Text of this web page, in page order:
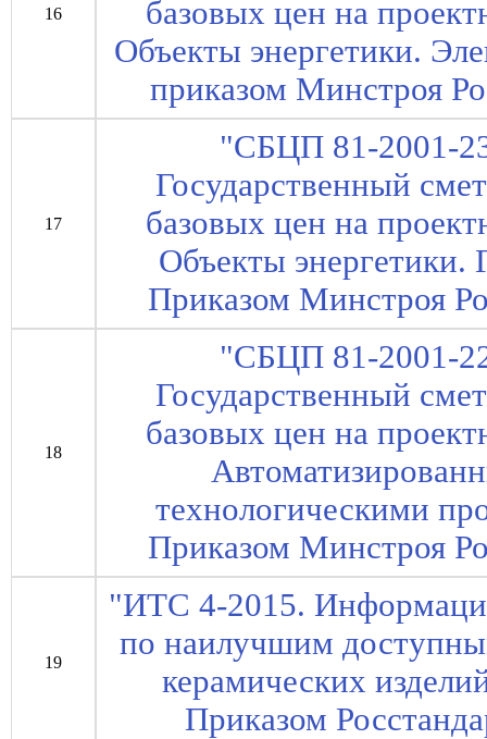
16
базовых цен на
Объекты энергетики.
приказом Минстроя
17
"СБЦП 81-2001-
Государственный
базовых цен на
Объекты энергетики.
Приказом Минстроя
18
"СБЦП 81-2001-
Государственный
базовых цен на
технологическими
Приказом Минстроя
19
"ИТС 4-2015.
по наилучшим
керамических
Приказом